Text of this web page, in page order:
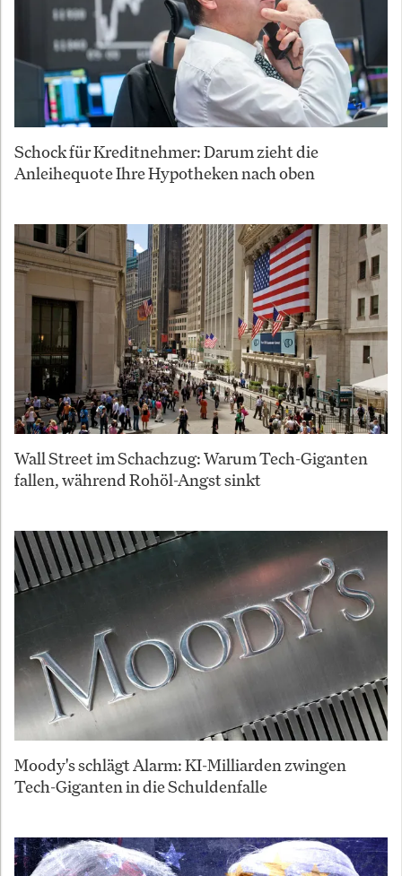
Schock für Kreditnehmer: Darum zieht die
Anleihequote Ihre Hypotheken nach oben
Wall Street im Schachzug: Warum Tech-Giganten
fallen, während Rohöl-Angst sinkt
Moody's schlägt Alarm: KI-Milliarden zwingen
Tech-Giganten in die Schuldenfalle